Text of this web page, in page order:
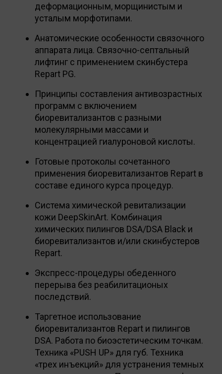
деформационным, морщинистым и
усталым морфотипами.
Анатомические особенности связочного
аппарата лица. Связочно-септальный
лифтинг с применением скинбустера
Repart PG.
Принципы составления антивозрастных
программ с включением
биоревитализантов с разными
молекулярными массами и
концентрацией гиалуроновой кислоты.
Готовые протоколы сочетанного
применения биоревитализантов Repart в
составе единого курса процедур.
Система химической ревитализации
кожи DeepSkinArt. Комбинация
химических пилингов DSA/DSA Black и
биоревитализантов и/или скинбустеров
Repart.
Экспресс-процедуры обеденного
перерыва без реабилитационых
последствий.
Таргетное использование
биоревитализантов Repart и пилингов
DSA. Работа по биоэстетическим точкам.
Teхника «PUSH UP» для губ. Техника
«трех инъекций» для устранения темных